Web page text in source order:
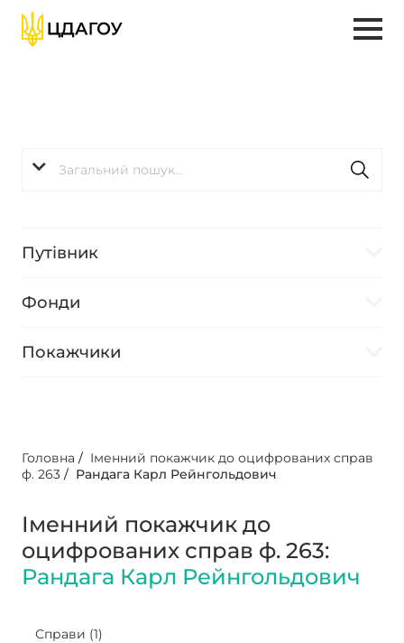
Путівник
Фонди
Покажчики
Головна / Іменний покажчик до оцифрованих справ
ф. 263 / Рандага Карл Рейнгольдович
Іменний покажчик до
оцифрованих справ ф. 263:
Рандага Карл Рейнгольдович
Справи (1)